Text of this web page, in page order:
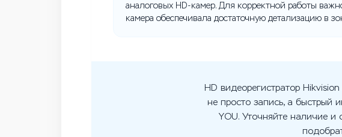
аналоговых HD-камер. Для корректной работы
камера обеспечивала достаточную детализацию в
HD видеорегистратор
не просто запись, а быстрый
YOU. Уточняйте наличие